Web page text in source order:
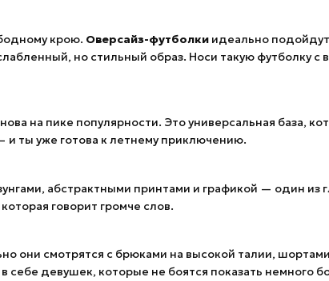
крою. Оверсайз-футболки идеально
но стильный образ. Носи такую футболку с
на пике популярности. Это универсальная база,
и ты уже готова к летнему приключению.
абстрактными принтами и графикой — один из
говорит громче слов.
они смотрятся с брюками на высокой талии,
девушек, которые не боятся показать немного